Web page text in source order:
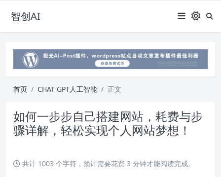
智创AI
首页 CHAT GPT人工智能 正文
如何一步步自己搭建网站，耗费与步
骤详解，轻松实现个人网站梦想！
共计 1003 个字符，预计需要花费 3 分钟才能阅读完成。